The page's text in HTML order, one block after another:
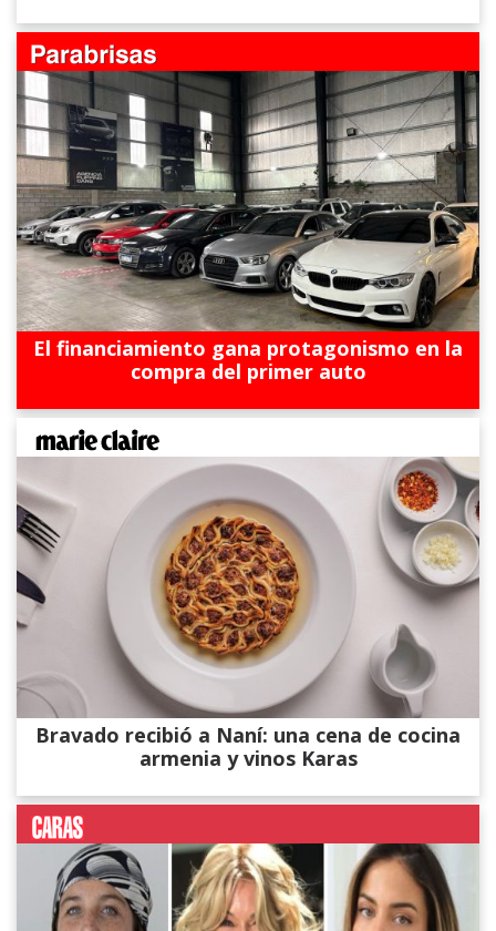
El financiamiento gana protagonismo en la
compra del primer auto
Bravado recibió a Naní: una cena de cocina
armenia y vinos Karas